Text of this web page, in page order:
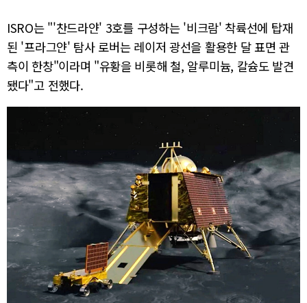
ISRO는 "'찬드라얀' 3호를 구성하는 '비크람' 착륙선에 탑재
된 '프라그얀' 탐사 로버는 레이저 광선을 활용한 달 표면 관
측이 한창"이라며 "유황을 비롯해 철, 알루미늄, 칼슘도 발견
됐다"고 전했다.